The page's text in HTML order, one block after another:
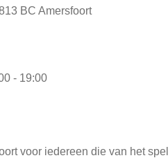
BC Amersfoort
- 19:00
voor iedereen die van het